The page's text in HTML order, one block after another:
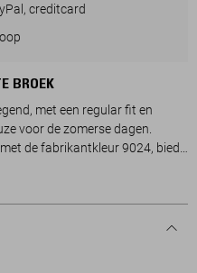
creditcard
BROEK
met een regular fit en
voor de zomerse dagen.
de fabrikantkleur 9024, biedt
De broek heeft zowel
van knoop- en ritssluiting
Het PME Legend logo op de